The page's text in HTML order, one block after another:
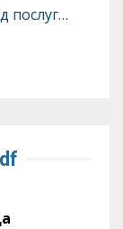
послуг…